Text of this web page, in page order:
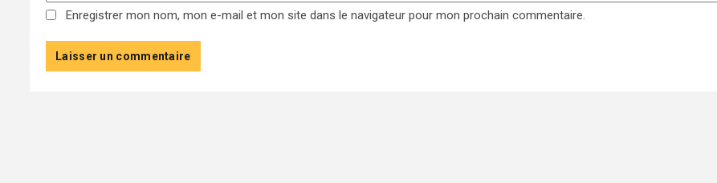
Enregistrer mon nom, mon e-mail et mon site dans le navigateur pour mon prochain commentaire.